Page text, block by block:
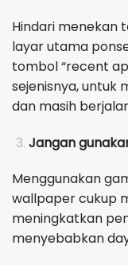
Hindari menekan
layar utama
tombol “recent
sejenisnya, untuk
dan masih
Jangan
Menggunakan
wallpaper cukup
meningkatkan
menyebabkan